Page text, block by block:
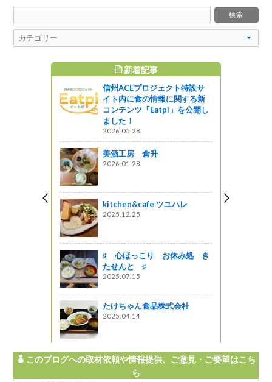
新着記事
信州ACEプロジェクト特設サ
イト内に食の情報に関する新
コンテンツ「Eatpi」を公開し
ました！
2026.05.28
美酒工房 倉升
2026.01.28
kitchen&cafe ツユハレ
2025.12.25
♯ 心ほっこり お休み処 き
たせんと ♯
2025.07.15
たけちゃん食品株式会社
2025.04.14
このブログへの取材依頼や情報提供、ご意見・ご要望はこち
ら